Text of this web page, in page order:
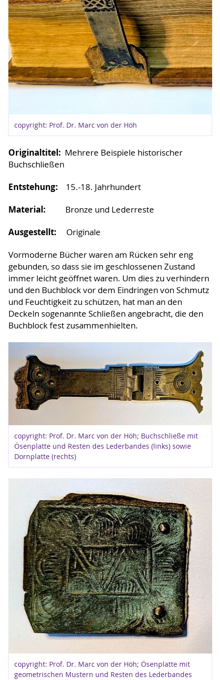
copyright: Prof. Dr. Marc von der Höh
Originaltitel: Mehrere Beispiele historischer
Buchschließen
Entstehung: 15.-18. Jahrhundert
Material: Bronze und Lederreste
Ausgestellt: Originale
Vormoderne Bücher waren am Rücken sehr eng
gebunden, so dass sie im geschlossenen Zustand
immer leicht geöffnet waren. Um dies zu verhindern
und den Buchblock vor dem Eindringen von Schmutz
und Feuchtigkeit zu schützen, hat man an den
Deckeln sogenannte Schließen angebracht, die den
Buchblock fest zusammenhielten.
copyright: Prof. Dr. Marc von der Höh; Buchschließe mit
Ösenplatte und Resten des Lederbandes (links) sowie
Dornplatte (rechts)
copyright: Prof. Dr. Marc von der Höh; Ösenplatte mit
geometrischen Mustern und Resten des Lederbandes